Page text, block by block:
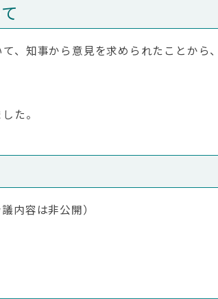
、知事から意見を求められたことか
た。
内容は非公開）